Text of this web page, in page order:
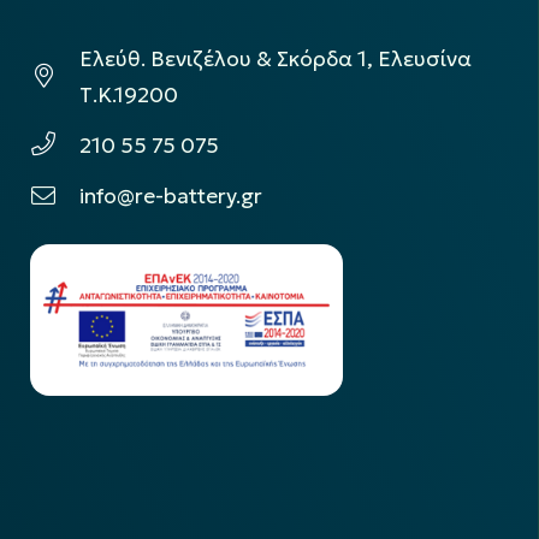
Ελεύθ. Βενιζέλου & Σκόρδα 1, Ελευσίνα
Τ.Κ.19200
210 55 75 075
info@re-battery.gr